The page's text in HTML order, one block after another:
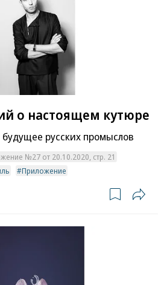
о настоящем кутюре
русских промыслов
№27 от 20.10.2020, стр. 21
Приложение